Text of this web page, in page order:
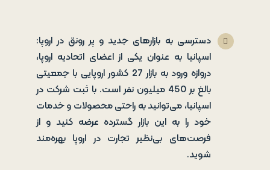
دسترسی به بازارهای جدید و پر رونق در اروپا:
اسپانیا به عنوان یکی از اعضای اتحادیه اروپا،
دروازه ورود به بازار 27 کشور اروپایی با جمعیتی
بالغ بر 450 میلیون نفر است. با ثبت شرکت در
اسپانیا، می‌توانید به راحتی محصولات و خدمات
خود را به این بازار گسترده عرضه کنید و از
فرصت‌های بی‌نظیر تجارت در اروپا بهره‌مند
شوید.